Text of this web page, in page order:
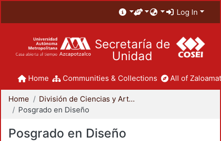
Log In
Secretaría de
Unidad
Home Communities & Collections All of
Home
División de Ciencias y Artes para el Diseño
Posgrado en Diseño
Posgrado en Diseño